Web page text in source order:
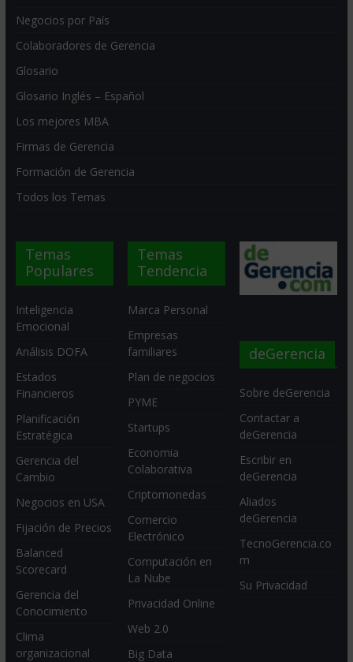
Negocios por País
Colaboradores de Gerencia
Glosario
Glosario Inglés – Español
Los mejores MBA
Firmas de Gerencia
Formación de Gerencia
Todos los Temas
Temas
Populares
Inteligencia
Emocional
Análisis DOFA
Estados
Financieros
Planificación
Estratégica
Gerencia del
Cambio
Negocios en USA
Fijación de Precios
Balanced
Scorecard
Gerencia del
Conocimiento
Clima
organizacional
Temas
Tendencia
Marca Personal
Empresas
familiares
Plan de negocios
PYME
Startups
Economia
Colaborativa
Criptomonedas
Comercio
Electrónico
Computación en
La Nube
Privacidad Online
Web 2.0
Big Data
deGerencia
Sobre deGerencia
Contactar a
deGerencia
Escribir en
deGerencia
Aliados
deGerencia
TecnoGerencia.co
m
Su Privacidad